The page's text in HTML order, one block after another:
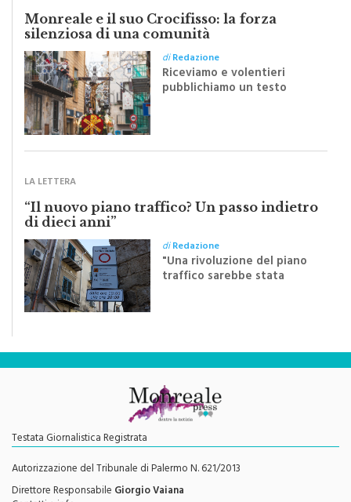
IL TESTO
Monreale e il suo Crocifisso: la forza
silenziosa di una comunità
diRedazione
Riceviamo e volentieri
Sapienza all'indomani della
LA LETTERA
“Il nuovo piano traffico? Un passo indietro
di dieci anni”
diRedazione
"Una rivoluzione del piano
Testata Giornalistica Registrata
Autorizzazione del Tribunale di Palermo N. 621/2013